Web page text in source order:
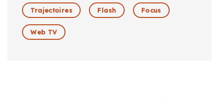
Trajectoires Flash Focus
Web TV